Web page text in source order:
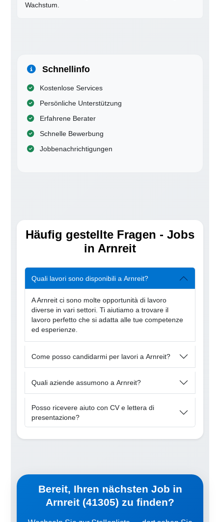
Wachstum.
Schnellinfo
Kostenlose Services
Persönliche Unterstützung
Erfahrene Berater
Schnelle Bewerbung
Jobbenachrichtigungen
Häufig gestellte Fragen - Jobs
in Arnreit
Quali lavori sono disponibili a Arnreit?
A Arnreit ci sono molte opportunità di lavoro
diverse in vari settori. Ti aiutiamo a trovare il
lavoro perfetto che si adatta alle tue competenze
ed esperienze.
Come posso candidarmi per lavori a Arnreit?
Quali aziende assumono a Arnreit?
Posso ricevere aiuto con CV e lettera di
presentazione?
Bereit, Ihren nächsten Job in
Arnreit (41305) zu finden?